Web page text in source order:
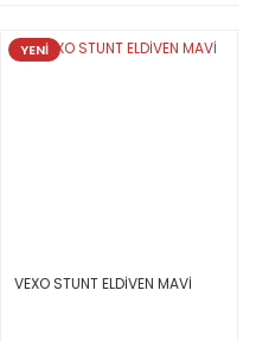
YENİ
VEXO STUNT ELDİVEN MAVİ